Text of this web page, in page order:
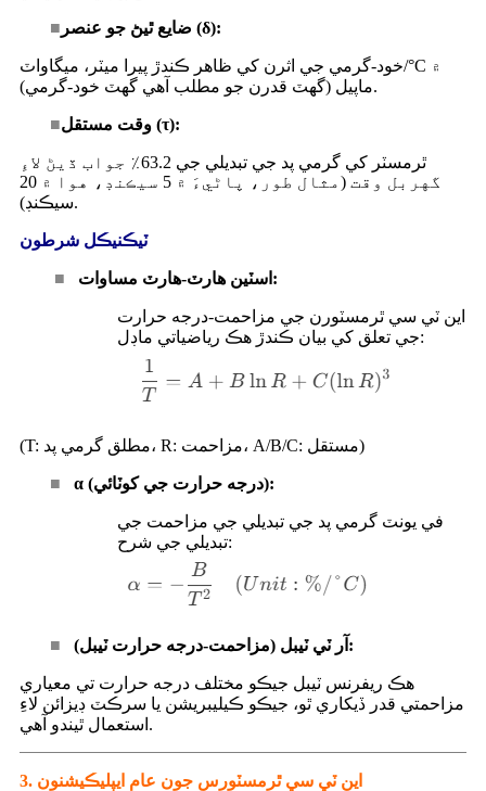
■ ضايع ٿيڻ جو عنصر (δ):
خود-گرمي جي اثرن کي ظاهر ڪندڙ پيرا ميٽر، ميگاواٽ/°C ۾
ماپيل (گهٽ قدرن جو مطلب آهي گهٽ خود-گرمي).
■ وقت مستقل (τ):
ٿرمسٽر کي گرمي پد جي تبديلي جي 63.2٪ جواب ڏيڻ لاءِ
گهربل وقت (مثال طور، پاڻيءَ ۾ 5 سيڪنڊ، هوا ۾ 20
سيڪنڊ).
ٽيڪنيڪل شرطون
■ اسٽين هارٽ-هارٽ مساوات:
اين ٽي سي ٿرمسٽورن جي مزاحمت-درجه حرارت
جي تعلق کي بيان ڪندڙ هڪ رياضياتي ماڊل:
(T: مطلق گرمي پد، R: مزاحمت، A/B/C: مستقل)
■ α (درجه حرارت جي کوٽائي):
في يونٽ گرمي پد جي تبديلي جي مزاحمت جي
تبديلي جي شرح:
■ آر ٽي ٽيبل (مزاحمت-درجه حرارت ٽيبل):
هڪ ريفرنس ٽيبل جيڪو مختلف درجه حرارت تي معياري
مزاحمتي قدر ڏيکاري ٿو، جيڪو ڪيليبريشن يا سرڪٽ ڊيزائن لاءِ
استعمال ٿيندو آهي.
3. اين ٽي سي ٿرمسٽورس جون عام ايپليڪيشنون